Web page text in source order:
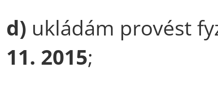
d) ukládám provést
11. 2015;